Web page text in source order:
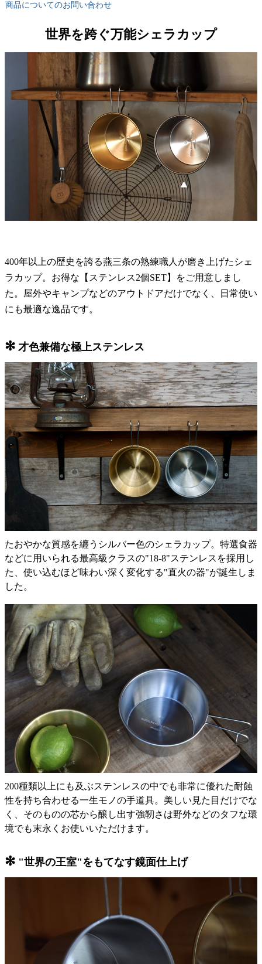
商品についてのお問い合わせ
世界を跨ぐ万能シェラカップ
400年以上の歴史を誇る燕三条の熟練職人が磨き上げたシェ
ラカップ。お得な【ステンレス2個SET】をご用意しまし
た。屋外やキャンプなどのアウトドアだけでなく、日常使い
にも最適な逸品です。
✻ 才色兼備な極上ステンレス
たおやかな質感を纏うシルバー色のシェラカップ。特選食器
などに用いられる最高級クラスの"18-8"ステンレスを採用し
た、使い込むほど味わい深く変化する"直火の器"が誕生しま
した。
200種類以上にも及ぶステンレスの中でも非常に優れた耐蝕
性を持ち合わせる一生モノの手道具。美しい見た目だけでな
く、そのものの芯から醸し出す強靭さは野外などのタフな環
境でも末永くお使いいただけます。
✻ "世界の王室"をもてなす鏡面仕上げ